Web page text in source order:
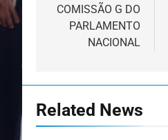
COMISSÃO G DO
PARLAMENTO
NACIONAL
Related News